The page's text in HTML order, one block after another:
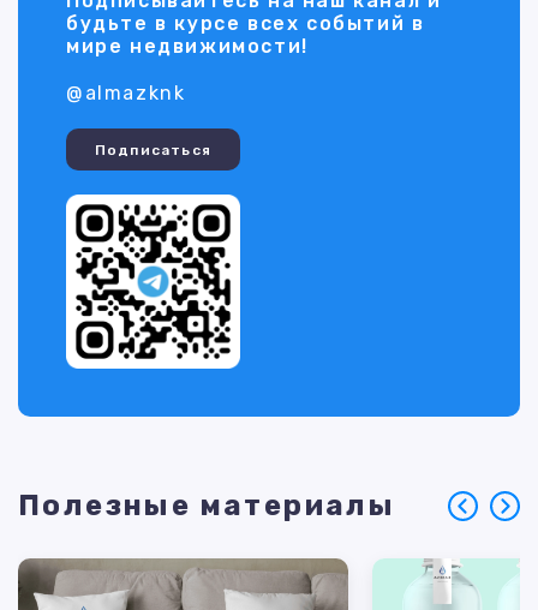
будьте в курсе всех событий в
мире недвижимости!
@almazknk
Подписаться
Полезные материалы